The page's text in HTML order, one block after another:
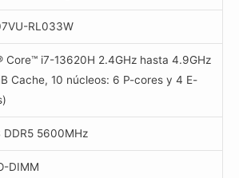
RL033W
Core™ i7-13620H 2.4GHz hasta 4.9GHz
Cache, 10 núcleos: 6 P-cores y 4 E-
DDR5 5600MHz
DIMM